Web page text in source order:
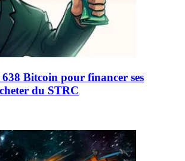
Bitcoin pour financer ses
du STRC